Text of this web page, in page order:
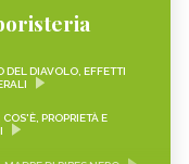
DEL DIAVOLO, EFFETTI
PROPRIETÀ E